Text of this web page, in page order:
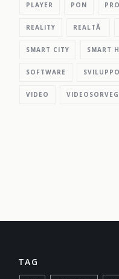
PLAYER PON
REALITY REALTÃ
SMART CITY SMART
SOFTWARE SVILUPPO
VIDEO
TAG